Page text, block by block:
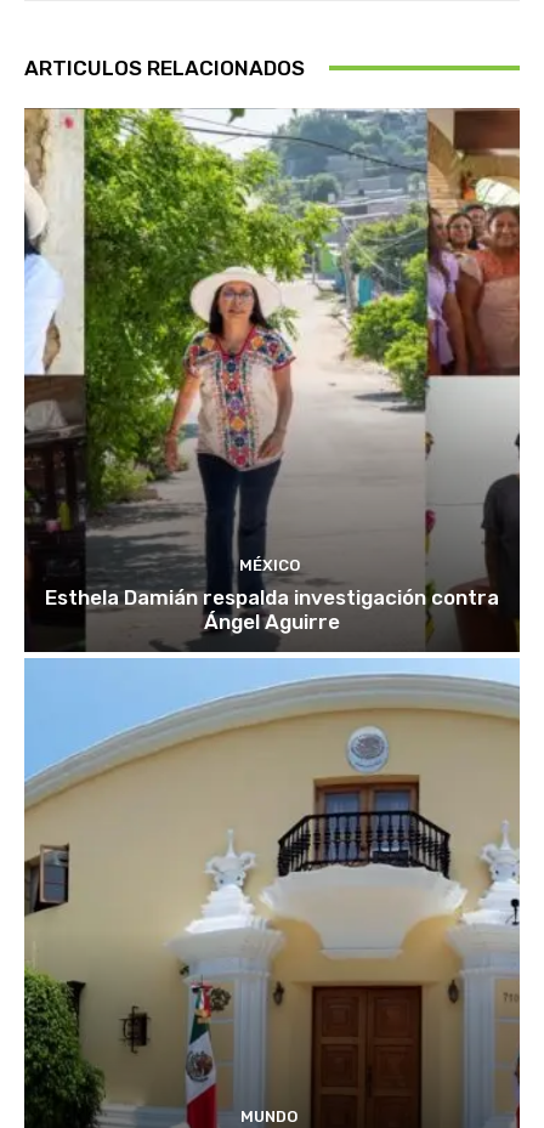
ARTICULOS RELACIONADOS
MÉXICO
Esthela Damián respalda investigación contra
Ángel Aguirre
MUNDO